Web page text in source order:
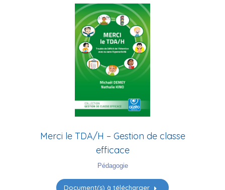
Merci le TDA/H – Gestion de classe
efficace
Pédagogie
Document(s) à télécharger